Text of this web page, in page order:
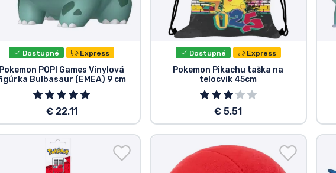
Dostupné Express
Pokemon POP! Games Vinylová
Bulbasaur (EMEA) 9 cm
€ 22.11
Dostupné Express
Pokemon Pikachu taška na
telocvik 45cm
€ 5.51